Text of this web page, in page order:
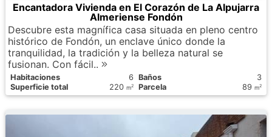
Encantadora Vivienda en El Corazón de La Alpujarra
Almeriense Fondón
Descubre esta magnífica casa situada en pleno centro
histórico de Fondón, un enclave único donde la
tranquilidad, la tradición y la belleza natural se
fusionan. Con fácil..
Habitaciones 6 Baños
3
Superficie total
220 m2 Parcela 89 m2